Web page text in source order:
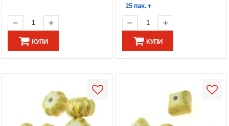
КУПИ
25 пак. +
КУПИ